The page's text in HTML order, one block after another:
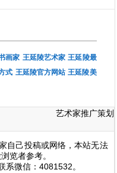
画家 王延陵艺术家 王延陵最
式 王延陵官方网站 王延陵美
艺术家推广策划
自己投稿或网络，本站无法
览者参考。
系微信：4081532。